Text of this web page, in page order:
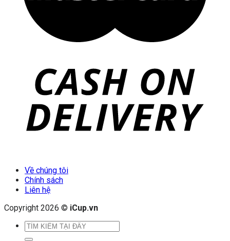
Về chúng tôi
Chính sách
Liên hệ
Copyright 2026 © iCup.vn
Tìm
kiếm: